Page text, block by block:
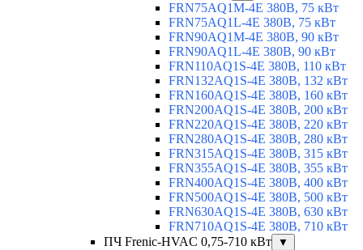
FRN75AQ1M-4E 380В, 75 кВт
FRN75AQ1L-4E 380В, 75 кВт
FRN90AQ1M-4E 380В, 90 кВт
FRN90AQ1L-4E 380В, 90 кВт
FRN110AQ1S-4E 380В, 110 кВт
FRN132AQ1S-4E 380В, 132 кВт
FRN160AQ1S-4E 380В, 160 кВт
FRN200AQ1S-4E 380В, 200 кВт
FRN220AQ1S-4E 380В, 220 кВт
FRN280AQ1S-4E 380В, 280 кВт
FRN315AQ1S-4E 380В, 315 кВт
FRN355AQ1S-4E 380В, 355 кВт
FRN400AQ1S-4E 380В, 400 кВт
FRN500AQ1S-4E 380В, 500 кВт
FRN630AQ1S-4E 380В, 630 кВт
FRN710AQ1S-4E 380В, 710 кВт
ПЧ Frenic-HVAC 0,75-710 кВт
▼